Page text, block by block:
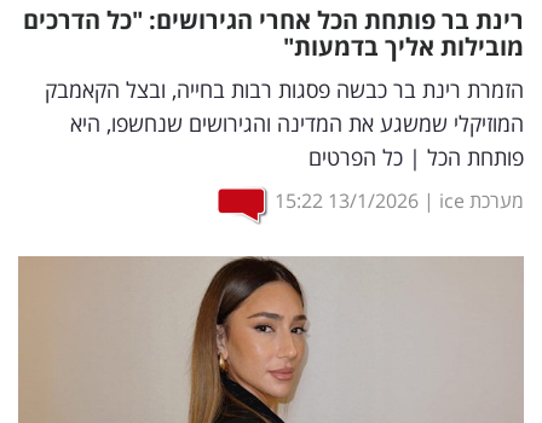
דיגיטל
וטק
שיווק
ופרסום
רינת בר פותחת הכל אחרי הגירושים: "כל הדרכים
מובילות אליך בדמעות"
הזמרת רינת בר כבשה פסגות רבות בחייה, ובצל הקאמבק
המוזיקלי שמשגע את המדינה והגירושים שנחשפו, היא
פותחת הכל | כל הפרטים
מערכת ice |
13/1/2026
15:22